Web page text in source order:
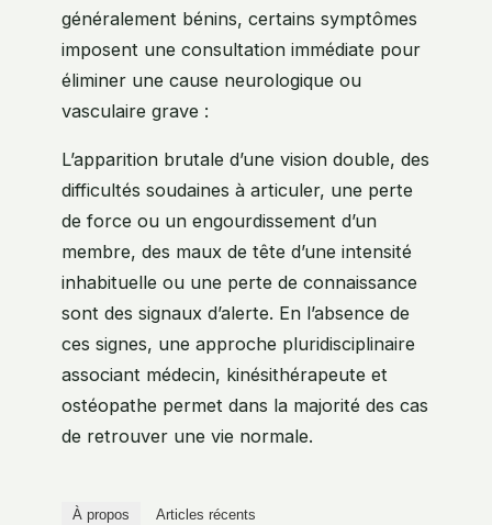
généralement bénins, certains symptômes
imposent une consultation immédiate pour
éliminer une cause neurologique ou
vasculaire grave :
L’apparition brutale d’une vision double, des
difficultés soudaines à articuler, une perte
de force ou un engourdissement d’un
membre, des maux de tête d’une intensité
inhabituelle ou une perte de connaissance
sont des signaux d’alerte. En l’absence de
ces signes, une approche pluridisciplinaire
associant médecin, kinésithérapeute et
ostéopathe permet dans la majorité des cas
de retrouver une vie normale.
À propos Articles récents